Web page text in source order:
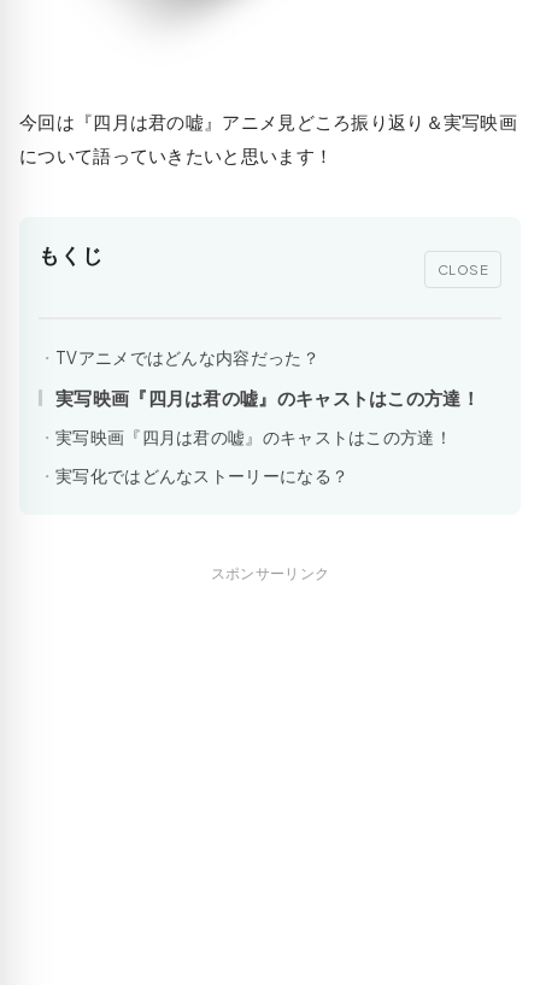
今回は『四月は君の嘘』アニメ見どころ振り返り＆実写映画
について語っていきたいと思います！
もくじ
CLOSE
TVアニメではどんな内容だった？
実写映画『四月は君の嘘』のキャストはこの方達！
実写映画『四月は君の嘘』のキャストはこの方達！
実写化ではどんなストーリーになる？
スポンサーリンク